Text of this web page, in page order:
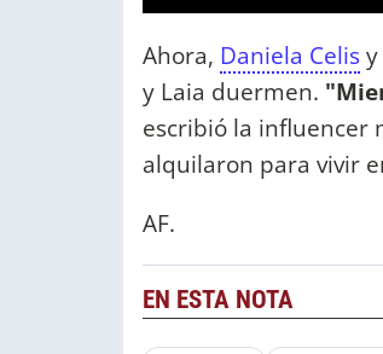
Ahora, Daniela Celis
y Laia duermen.
escribió la influencer
alquilaron para vivir
AF.
EN ESTA NOTA